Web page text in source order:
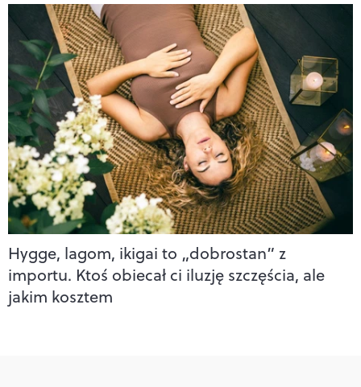
Hygge, lagom, ikigai to „dobrostan” z
importu. Ktoś obiecał ci iluzję szczęścia, ale
jakim kosztem